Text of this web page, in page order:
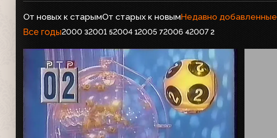
От новых к старымОт старых к новымНедавно добавленные
Все годы2000 32001 52004 12005 72006 42007 2